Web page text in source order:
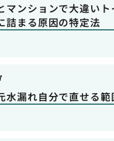
マンションで大違いト
詰まる原因の特定法
水漏れ自分で直せる範